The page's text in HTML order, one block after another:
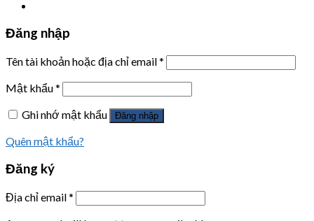
Đăng nhập
Tên tài khoản hoặc địa chỉ email*
Mật khẩu*
Ghi nhớ mật khẩu
Đăng nhập
Quên mật khẩu?
Đăng ký
Địa chỉ email*